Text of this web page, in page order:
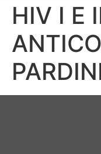
HIV I E